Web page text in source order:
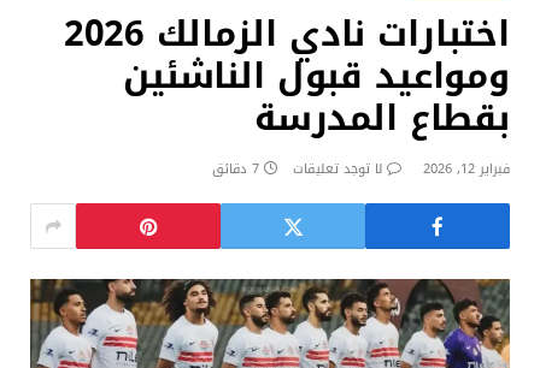
اختبارات نادي الزمالك 2026
ومواعيد قبول الناشئين
بقطاع المدرسة
فبراير 12, 2026 لا توجد تعليقات 7 دقائق